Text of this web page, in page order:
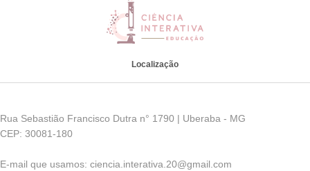
Localização
Rua Sebastião Francisco Dutra n° 1790 | Uberaba - MG
CEP: 30081-180
E-mail que usamos: ciencia.interativa.20@gmail.com